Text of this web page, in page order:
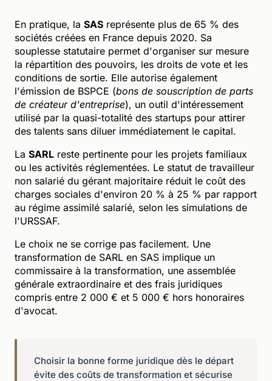
En pratique, la SAS représente plus de 65 % des
sociétés créées en France depuis 2020. Sa
souplesse statutaire permet d'organiser sur mesure
la répartition des pouvoirs, les droits de vote et les
conditions de sortie. Elle autorise également
l'émission de BSPCE (bons de souscription de parts
de créateur d'entreprise), un outil d'intéressement
utilisé par la quasi-totalité des startups pour attirer
des talents sans diluer immédiatement le capital.
La SARL reste pertinente pour les projets familiaux
ou les activités réglementées. Le statut de travailleur
non salarié du gérant majoritaire réduit le coût des
charges sociales d'environ 20 % à 25 % par rapport
au régime assimilé salarié, selon les simulations de
l'URSSAF.
Le choix ne se corrige pas facilement. Une
transformation de SARL en SAS implique un
commissaire à la transformation, une assemblée
générale extraordinaire et des frais juridiques
compris entre 2 000 € et 5 000 € hors honoraires
d'avocat.
Choisir la bonne forme juridique dès le départ
évite des coûts de transformation et sécurise